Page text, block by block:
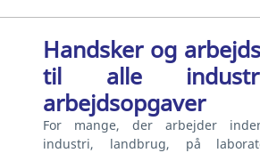
Handsker og
til alle
arbejdsopgaver
For mange, der arbejder
industri, landbrug, på